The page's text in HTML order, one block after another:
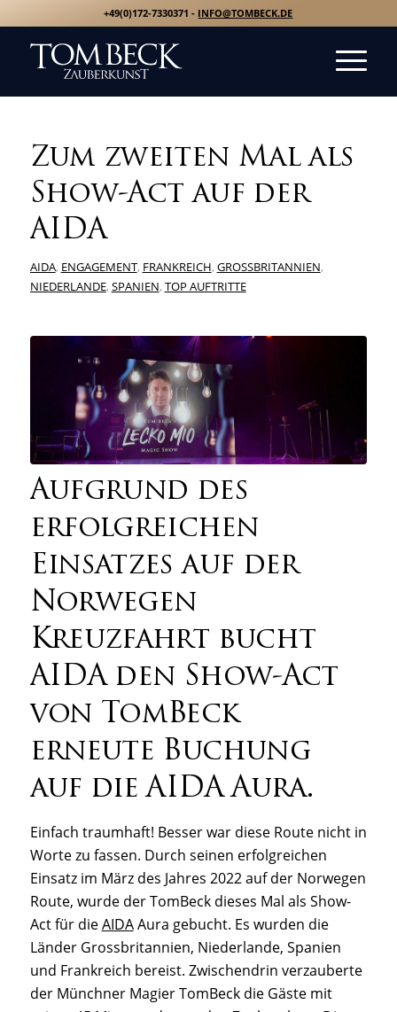
+49(0)172-7330371 - INFO@TOMBECK.DE
Zum zweiten Mal als
Show-Act auf der
AIDA
AIDA, ENGAGEMENT, FRANKREICH,GROSSBRITANNIEN,
NIEDERLANDE,SPANIEN,TOP AUFTRITTE
Aufgrund des
erfolgreichen
Einsatzes auf der
Norwegen
Kreuzfahrt bucht
AIDA den Show-Act
von TomBeck
erneute Buchung
auf die AIDA Aura.
Einfach traumhaft! Besser war diese Route nicht in
Worte zu fassen. Durch seinen erfolgreichen
Einsatz im März des Jahres 2022 auf der Norwegen
Route, wurde der TomBeck dieses Mal als Show-
Act für dieAIDAAura gebucht. Es wurden die
Länder Grossbritannien, Niederlande, Spanien
und Frankreich bereist. Zwischendrin verzauberte
der Münchner Magier TomBeck die Gäste mit